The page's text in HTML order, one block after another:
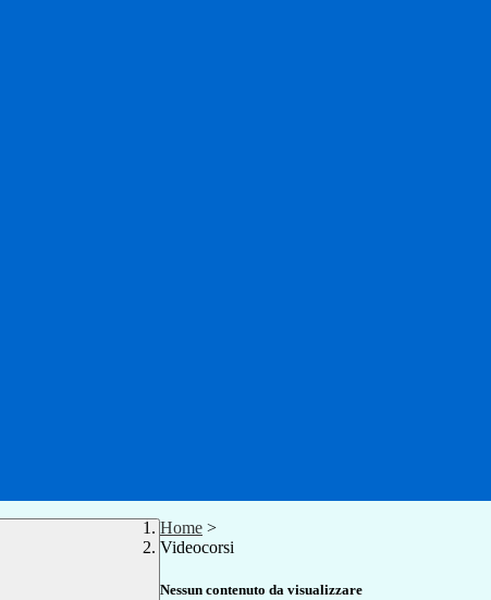
Home >
Videocorsi
Nessun contenuto da visualizzare